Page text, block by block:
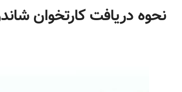
نحوه دریافت کارتخوان